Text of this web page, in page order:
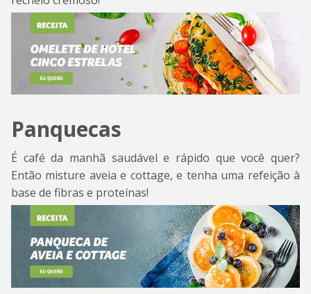
Panquecas
É café da manhã saudável e rápido que você quer?
Então misture aveia e cottage, e tenha uma refeição à
base de fibras e proteínas!